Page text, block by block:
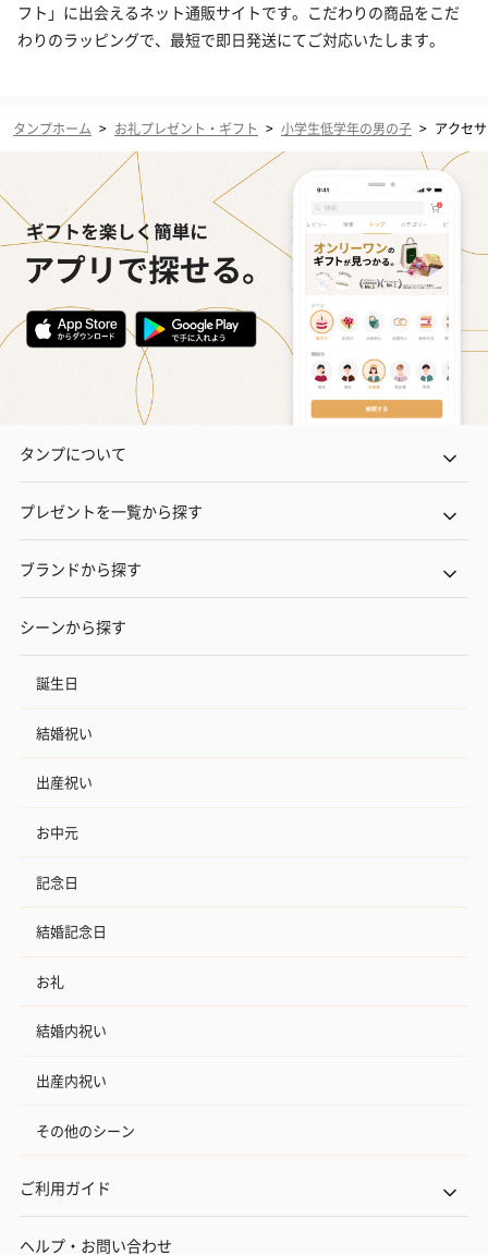
フト」に出会えるネット通販サイトです。こだわりの商品をこだ
わりのラッピングで、最短で即日発送にてご対応いたします。
タンプホーム > お礼プレゼント・ギフト > 小学生低学年の男の子 > アクセ
タンプについて
プレゼントを一覧から探す
ブランドから探す
シーンから探す
誕生日
結婚祝い
出産祝い
お中元
記念日
結婚記念日
お礼
結婚内祝い
出産内祝い
その他のシーン
ご利用ガイド
ヘルプ・お問い合わせ